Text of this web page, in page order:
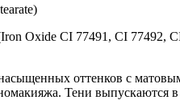
Oxide CI 77491, CI 77492,
оттенков с
Тени выпускаются